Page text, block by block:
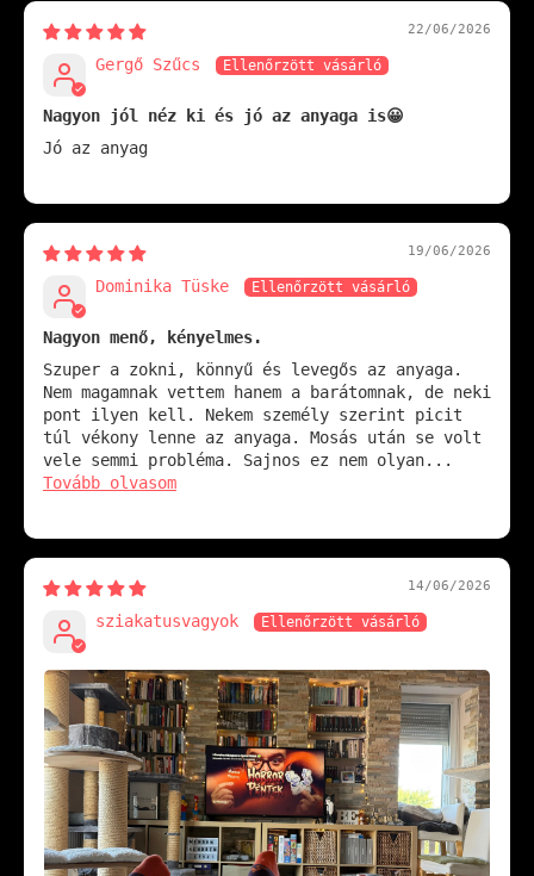
22/06/2026
Gergő Szűcs
Nagyon jól néz ki és jó az anyaga is😀
Jó az anyag
19/06/2026
Dominika Tüske
Nagyon menő, kényelmes.
Szuper a zokni, könnyű és levegős az anyaga.
Nem magamnak vettem hanem a barátomnak, de neki
pont ilyen kell. Nekem személy szerint picit
túl vékony lenne az anyaga. Mosás után se volt
vele semmi probléma. Sajnos ez nem olyan...
Tovább olvasom
14/06/2026
sziakatusvagyok